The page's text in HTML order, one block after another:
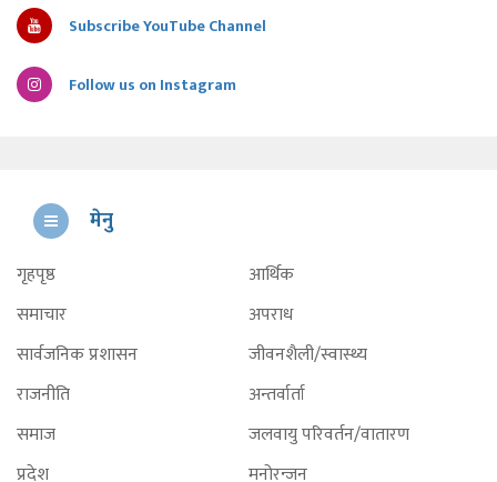
Subscribe YouTube Channel
Follow us on Instagram
मेनु
गृहपृष्ठ
समाचार
सार्वजनिक प्रशासन
राजनीति
समाज
प्रदेश
आर्थिक
अपराध
जीवनशैली/स्वास्थ्य
अन्तर्वार्ता
जलवायु परिवर्तन/वातारण
मनोरन्जन